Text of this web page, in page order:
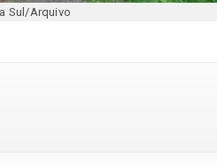
Sul/Arquivo